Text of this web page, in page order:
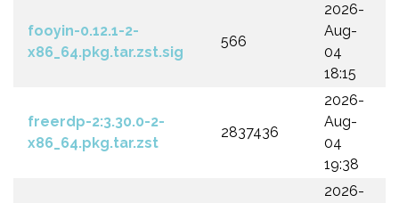
fooyin-0.12.1-2-
x86_64.pkg.tar.zst.sig
566
2026-
Aug-
04
18:15
freerdp-2:3.30.0-2-
x86_64.pkg.tar.zst
2837436
2026-
Aug-
04
19:38
2026-